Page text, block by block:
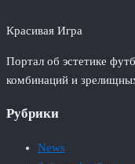
Красивая Игра
Портал об эстетике
комбинаций и
Рубрики
News